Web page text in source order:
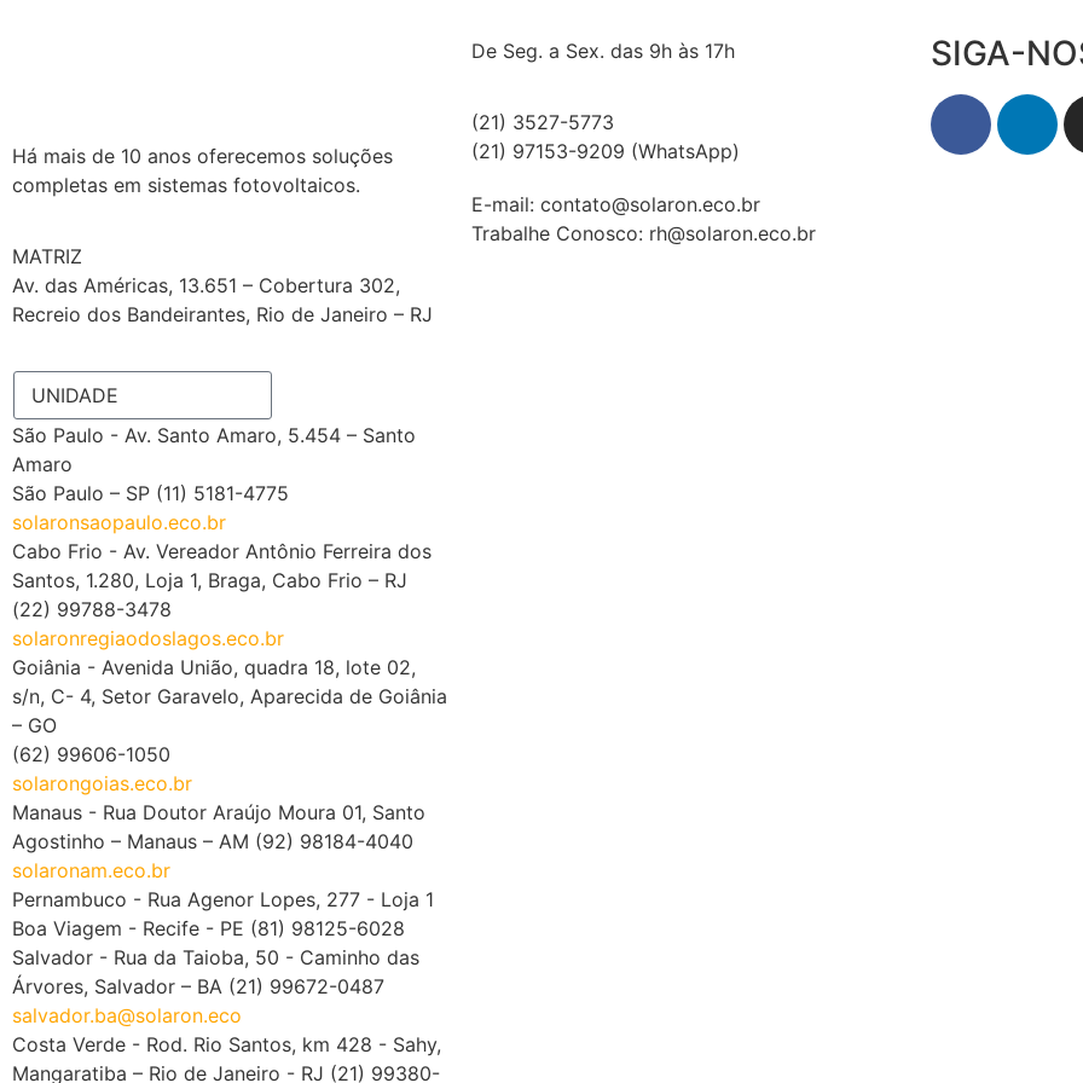
Há mais de 10 anos oferecemos soluções
completas em sistemas fotovoltaicos.
MATRIZ
Av. das Américas, 13.651 – Cobertura 302,
Recreio dos Bandeirantes, Rio de Janeiro – RJ
A problem was detected in the following
Form. Submitting it could result in errors.
Please contact the site administrator.
São Paulo - Av. Santo Amaro, 5.454 – Santo
Amaro
São Paulo – SP (11) 5181-4775
solaronsaopaulo.eco.br
Cabo Frio - Av. Vereador Antônio Ferreira dos
Santos, 1.280, Loja 1, Braga, Cabo Frio – RJ
(22) 99788-3478
solaronregiaodoslagos.eco.br
Goiânia - Avenida União, quadra 18, lote 02,
s/n, C- 4, Setor Garavelo, Aparecida de Goiânia
– GO
(62) 99606-1050
solarongoias.eco.br
Manaus - Rua Doutor Araújo Moura 01, Santo
Agostinho – Manaus – AM (92) 98184-4040
solaronam.eco.br
Pernambuco - Rua Agenor Lopes, 277 - Loja 1
Boa Viagem - Recife - PE (81) 98125-6028
Salvador - Rua da Taioba, 50 - Caminho das
Árvores, Salvador – BA (21) 99672-0487
De Seg. a Sex. das 9h às 17h
(21) 3527-5773
(21) 97153-9209 (WhatsApp)
E-mail: contato@solaron.eco.br
Trabalhe Conosco: rh@solaron.eco.br
SIGA-